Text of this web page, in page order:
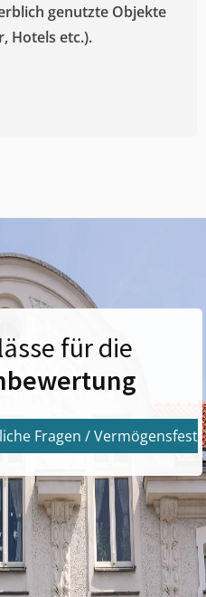
genutzte Objekte
Hotels etc.).
für die
Fragen /